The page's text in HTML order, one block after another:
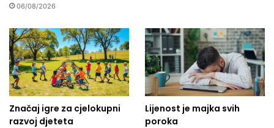
06/08/2026
Značaj igre za cjelokupni
razvoj djeteta
Lijenost je majka svih
poroka